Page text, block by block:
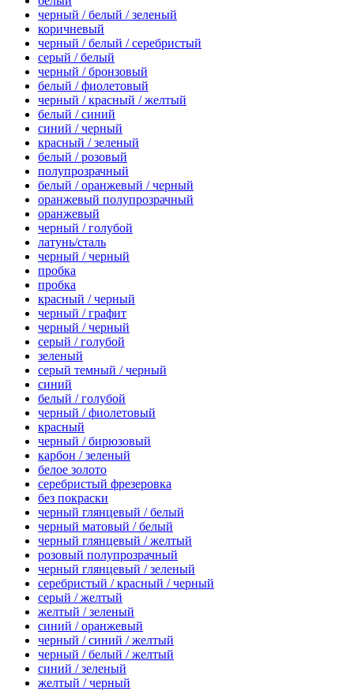
черный / белый / зеленый
коричневый
черный / белый / серебристый
серый / белый
черный / бронзовый
белый / фиолетовый
черный / красный / желтый
белый / синий
синий / черный
красный / зеленый
белый / розовый
полупрозрачный
белый / оранжевый / черный
оранжевый полупрозрачный
оранжевый
черный / голубой
латунь/сталь
черный / черный
пробка
пробка
красный / черный
черный / графит
черный / черный
серый / голубой
зеленый
серый темный / черный
синий
белый / голубой
черный / фиолетовый
красный
черный / бирюзовый
карбон / зеленый
белое золото
серебристый фрезеровка
без покраски
черный глянцевый / белый
черный матовый / белый
черный глянцевый / желтый
розовый полупрозрачный
черный глянцевый / зеленый
серебристый / красный / черный
серый / желтый
желтый / зеленый
синий / оранжевый
черный / синий / желтый
черный / белый / желтый
синий / зеленый
желтый / черный